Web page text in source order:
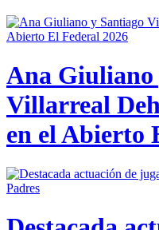
Ana Giuliano
Villarreal
en el Abierto